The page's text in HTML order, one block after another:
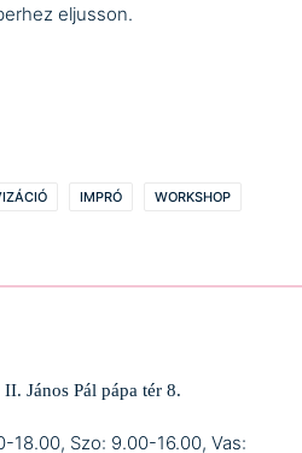
eljusson.
IMPRÓ WORKSHOP
János Pál pápa tér 8.
18.00, Szo: 9.00-16.00, Vas: